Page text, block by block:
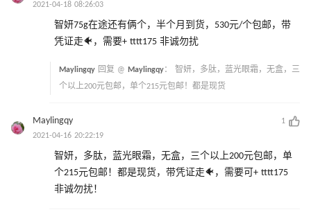
2021-04-18 08:26:03
智妍75g在途还有俩个，半个月到货，530元/个包邮，带
凭证走🐠，需要+ tttt175 非诚勿扰
Maylingqy 回复 @ Maylingqy： 智妍，多肽，蓝光眼霜，无盒，三
个以上200元包邮，单个215元包邮！都是现货
Maylingqy
1
2021-04-16 20:22:19
智妍，多肽，蓝光眼霜，无盒，三个以上200元包邮，单
个215元包邮！都是现货，带凭证走🐠，需要可+ tttt175
非诚勿扰！